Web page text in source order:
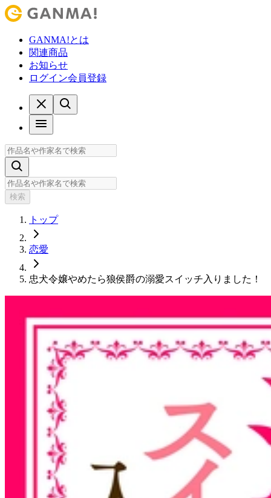
GANMA!とは
関連商品
お知らせ
ログイン会員登録
検索
トップ
恋愛
忠犬令嬢やめたら狼侯爵の溺愛スイッチ入りました！